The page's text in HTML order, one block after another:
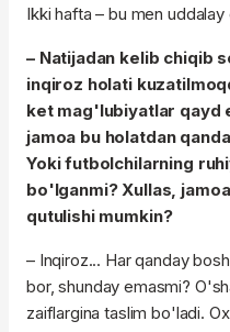
Ikki hafta – bu men
– Natijadan kelib chiqib
inqiroz holati
ket mag'lubiyatlar qayd
jamoa bu holatdan
Yoki futbolchilarning
bo'lganmi? Xullas,
qutulishi mumkin?
– Inqiroz... Har qanday
bor, shunday emasmi?
zaiflargina taslim bo'ladi.